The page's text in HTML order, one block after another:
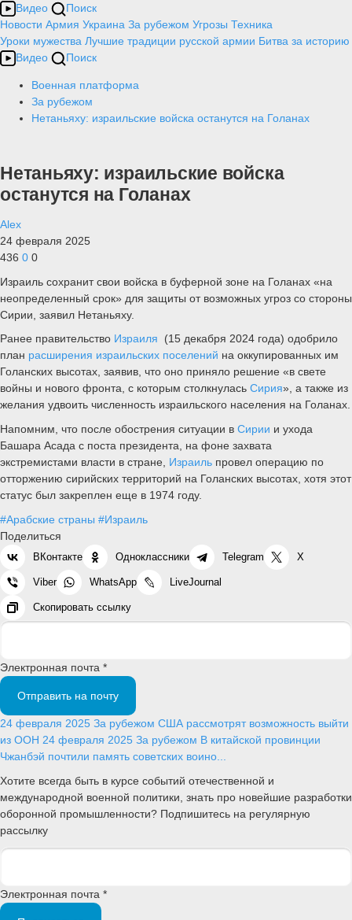
Видео
Поиск
Новости Армия Украина За рубежом Угрозы Техника
Уроки мужества Лучшие традиции русской армии Битва за историю
Видео
Поиск
Военная платформа
За рубежом
Нетаньяху: израильские войска останутся на Голанах
Нетаньяху: израильские войска
останутся на Голанах
Alex
24 февраля 2025
436 0 0
Израиль сохранит свои войска в буферной зоне на Голанах «на
неопределенный срок» для защиты от возможных угроз со стороны
Сирии, заявил Нетаньяху.
Ранее правительство Израиля
(15 декабря 2024 года) одобрило
план расширения израильских поселений на оккупированных им
Голанских высотах, заявив, что оно приняло решение «в свете
войны и нового фронта, с которым столкнулась Сирия», а также из
желания удвоить численность израильского населения на Голанах.
Напомним, что после обострения ситуации в Сирии и ухода
Башара Асада с поста президента, на фоне захвата
экстремистами власти в стране, Израиль провел операцию по
отторжению сирийских территорий на Голанских высотах, хотя этот
статус был закреплен еще в 1974 году.
#Арабские страны #Израиль
Поделиться
ВКонтакте Одноклассники Telegram X
Viber WhatsApp LiveJournal
Скопировать ссылку
Электронная почта *
Отправить на почту
24 февраля 2025 За рубежом США рассмотрят возможность выйти
из ООН 24 февраля 2025 За рубежом В китайской провинции
Чжанбэй почтили память советских воино...
Хотите всегда быть в курсе событий отечественной и
международной военной политики, знать про новейшие разработки
оборонной промышленности? Подпишитесь на регулярную
рассылку
Электронная почта *